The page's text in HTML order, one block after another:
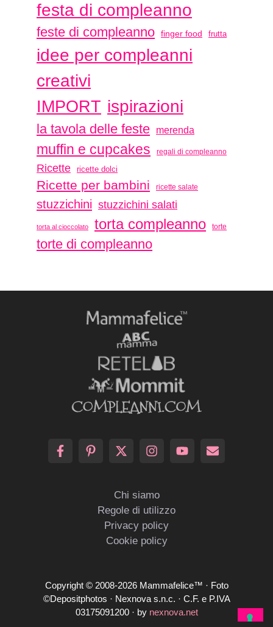
festa di compleanno
feste di compleanno finger food frutta
idee per compleanni
creativi
IMPORT ispirazioni
la tavola delle feste merenda
muffin e cupcakes regali di compleanno
Ricette ricette dolci
Ricette per bambini ricette salate
stuzzichini stuzzichini salati
torta al cioccolato torta compleanno torte
torte di compleanno
Chi siamo
Regole di utilizzo
Privacy policy
Cookie policy
Copyright © 2008-2026 Mammafelice™ · Foto
©Depositphotos · Nexnova s.n.c. · C.F. e P.IVA
03175091200 · by nexnova.net